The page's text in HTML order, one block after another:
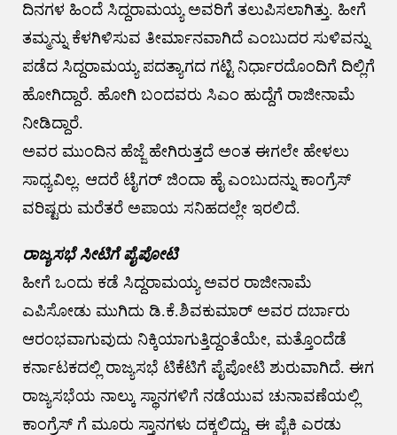
ದಿನಗಳ ಹಿಂದೆ ಸಿದ್ದರಾಮಯ್ಯ ಅವರಿಗೆ ತಲುಪಿಸಲಾಗಿತ್ತು. ಹೀಗೆ
ತಮ್ಮನ್ನು ಕೆಳಗಿಳಿಸುವ ತೀರ್ಮಾನವಾಗಿದೆ ಎಂಬುದರ ಸುಳಿವನ್ನು
ಪಡೆದ ಸಿದ್ದರಾಮಯ್ಯ ಪದತ್ಯಾಗದ ಗಟ್ಟಿ‌ ನಿರ್ಧಾರದೊಂದಿಗೆ ದಿಲ್ಲಿಗೆ
ಹೋಗಿದ್ದಾರೆ. ಹೋಗಿ ಬಂದವರು ಸಿಎಂ ಹುದ್ದೆಗೆ ರಾಜೀನಾಮೆ
ನೀಡಿದ್ದಾರೆ.
ಅವರ ಮುಂದಿನ ಹೆಜ್ಜೆ ಹೇಗಿರುತ್ತದೆ ಅಂತ ಈಗಲೇ ಹೇಳಲು
ಸಾಧ್ಯವಿಲ್ಲ. ಆದರೆ ಟೈಗರ್ ಜಿಂದಾ ಹೈ ಎಂಬುದನ್ನು ಕಾಂಗ್ರೆಸ್
ವರಿಷ್ಟರು ಮರೆತರೆ ಅಪಾಯ ಸನಿಹದಲ್ಲೇ ಇರಲಿದೆ.
ರಾಜ್ಯಸಭೆ ಸೀಟಿಗೆ ಪೈಪೋಟಿ
ಹೀಗೆ ಒಂದು ಕಡೆ ಸಿದ್ದರಾಮಯ್ಯ ಅವರ ರಾಜೀನಾಮೆ
ಎಪಿಸೋಡು ಮುಗಿದು ಡಿ.ಕೆ.ಶಿವಕುಮಾರ್ ಅವರ ದರ್ಬಾರು
ಆರಂಭವಾಗುವುದು ನಿಕ್ಕಿಯಾಗುತ್ತಿದ್ದಂತೆಯೇ, ಮತ್ತೊಂದೆಡೆ
ಕರ್ನಾಟಕದಲ್ಲಿ ರಾಜ್ಯಸಭೆ ಟಿಕೆಟಿಗೆ ಪೈಪೋಟಿ ಶುರುವಾಗಿದೆ. ಈಗ
ರಾಜ್ಯಸಭೆಯ ನಾಲ್ಕು ಸ್ಥಾನಗಳಿಗೆ ನಡೆಯುವ ಚುನಾವಣೆಯಲ್ಲಿ
ಕಾಂಗ್ರೆಸ್ ಗೆ ಮೂರು ಸ್ತಾನಗಳು ದಕ್ಕಲಿದ್ದು, ಈ ಪೈಕಿ ಎರಡು